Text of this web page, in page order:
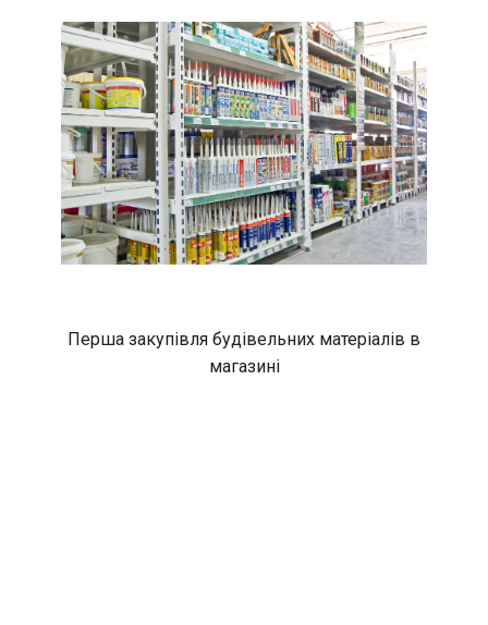
Перша закупівля будівельних матеріалів в
магазині